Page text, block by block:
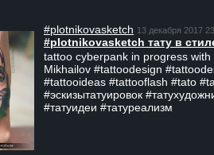
#plotnikovasketch 13 декабря 2017
#plotnikovasketch тату в
tattoo cyberpank in progress
Mikhailov #tattoodesign
#tattooideas #tattooflash #tato
#эскизытатуировок
#татуидеи #татуреализм